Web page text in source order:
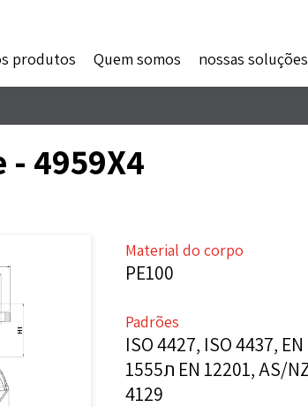
produtos
Quem somos nossas soluções
4959X4
Material do corpo
PE100
Padrões
ISO 4427, ISO 4437, EN
1555ת EN 12201, AS/NZS
4129